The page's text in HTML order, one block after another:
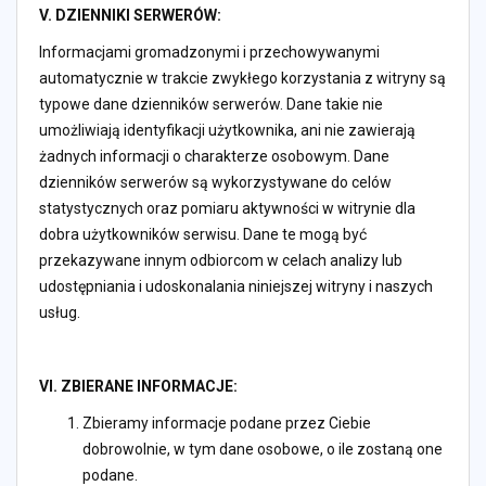
V. DZIENNIKI SERWERÓW:
Informacjami gromadzonymi i przechowywanymi
automatycznie w trakcie zwykłego korzystania z witryny są
typowe dane dzienników serwerów. Dane takie nie
umożliwiają identyfikacji użytkownika, ani nie zawierają
żadnych informacji o charakterze osobowym. Dane
dzienników serwerów są wykorzystywane do celów
statystycznych oraz pomiaru aktywności w witrynie dla
dobra użytkowników serwisu. Dane te mogą być
przekazywane innym odbiorcom w celach analizy lub
udostępniania i udoskonalania niniejszej witryny i naszych
usług.
VI. ZBIERANE INFORMACJE:
Zbieramy informacje podane przez Ciebie
dobrowolnie, w tym dane osobowe, o ile zostaną one
podane.